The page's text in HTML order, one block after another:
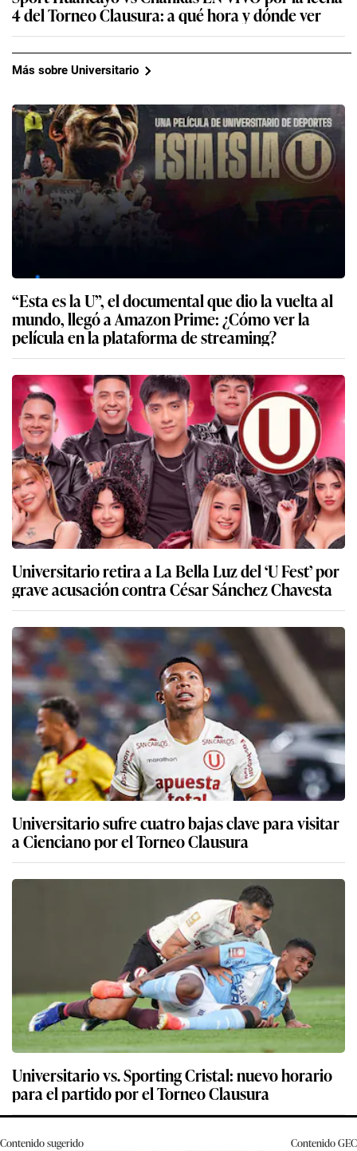
4 del Torneo Clausura: a qué hora y dónde ver
Más sobre Universitario
“Esta es la U”, el documental que dio la vuelta al
mundo, llegó a Amazon Prime: ¿Cómo ver la
película en la plataforma de streaming?
Universitario retira a La Bella Luz del ‘U Fest’ por
grave acusación contra César Sánchez Chavesta
Universitario sufre cuatro bajas clave para visitar
a Cienciano por el Torneo Clausura
Universitario vs. Sporting Cristal: nuevo horario
para el partido por el Torneo Clausura
Contenido sugerido ContenidoGEC